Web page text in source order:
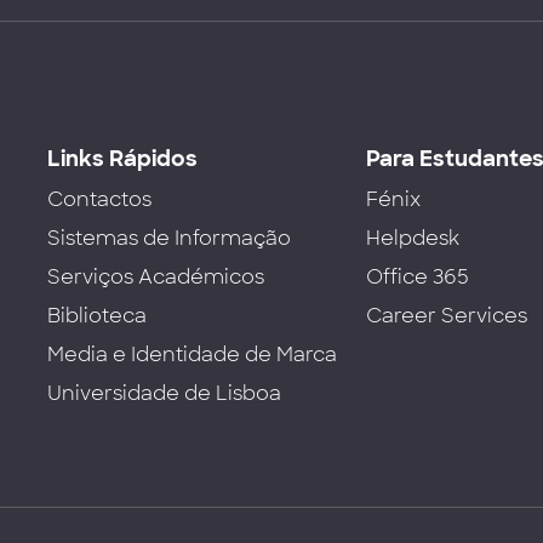
Links Rápidos
Contactos
Sistemas de Informação
Serviços Académicos
Biblioteca
Media e Identidade de Marca
Universidade de Lisboa
Para
Fénix
Helpdesk
Office 365
Career Services